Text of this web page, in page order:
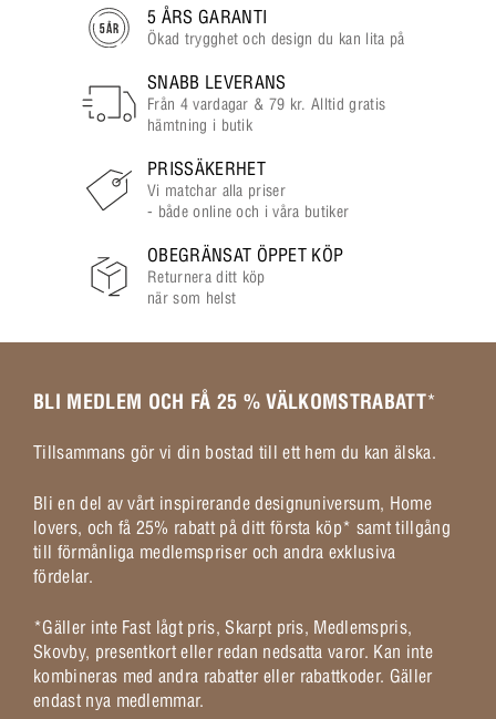
5 ÅRS GARANTI
Ökad trygghet och design du kan lita på
SNABB LEVERANS
Från 4 vardagar & 79 kr. Alltid gratis
hämtning i butik
PRISSÄKERHET
Vi matchar alla priser
- både online och i våra butiker
OBEGRÄNSAT ÖPPET KÖP
Returnera ditt köp
när som helst
BLI MEDLEM OCH FÅ 25 % VÄLKOMSTRABATT*
Tillsammans gör vi din bostad till ett hem du kan älska.
Bli en del av vårt inspirerande designuniversum, Home
lovers, och få 25% rabatt på ditt första köp* samt tillgång
till förmånliga medlemspriser och andra exklusiva
fördelar.
*Gäller inte Fast lågt pris, Skarpt pris, Medlemspris,
Skovby, presentkort eller redan nedsatta varor. Kan inte
kombineras med andra rabatter eller rabattkoder. Gäller
endast nya medlemmar.